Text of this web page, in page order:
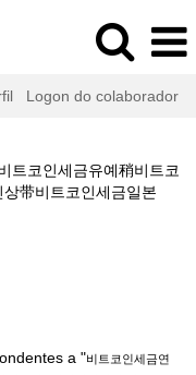
Logon do colaborador
트코인세금유예稍비트코
비트코인세금일본
a "비트코인세금연